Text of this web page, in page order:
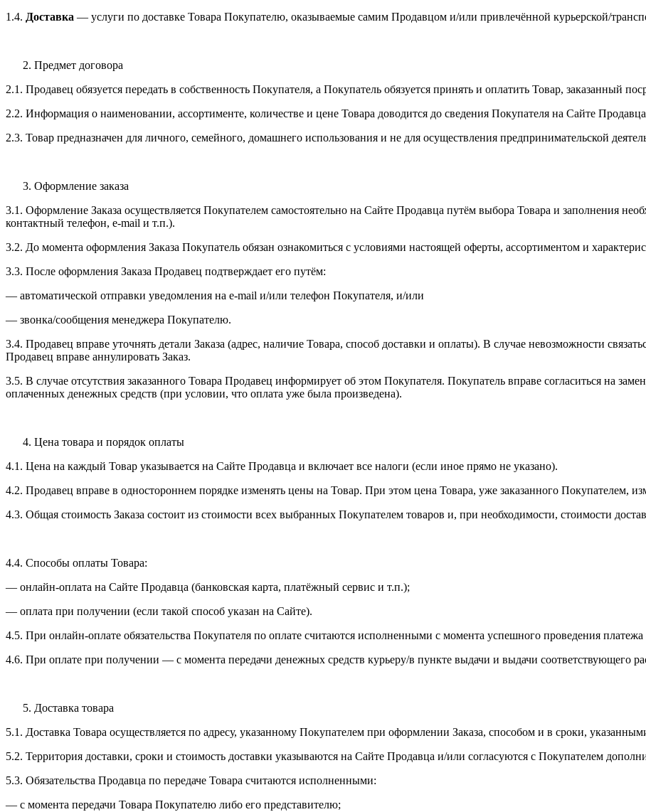
1.4. Доставка — услуги по доставке Товара Покупателю, оказываемые самим Продавцом и/или привлечённой курьерской/
Предмет договора
2.1. Продавец обязуется передать в собственность Покупателя, а Покупатель обязуется принять и оплатить Товар, заказанный
2.2. Информация о наименовании, ассортименте, количестве и цене Товара доводится до сведения Покупателя на Сайте
2.3. Товар предназначен для личного, семейного, домашнего использования и не для осуществления предпринимательской
Оформление заказа
3.1. Оформление Заказа осуществляется Покупателем самостоятельно на Сайте Продавца путём выбора Товара и заполнения
контактный телефон, e-mail и т.п.).
3.2. До момента оформления Заказа Покупатель обязан ознакомиться с условиями настоящей оферты, ассортиментом и
3.3. После оформления Заказа Продавец подтверждает его путём:
— автоматической отправки уведомления на e-mail и/или телефон Покупателя, и/или
— звонка/сообщения менеджера Покупателю.
3.4. Продавец вправе уточнять детали Заказа (адрес, наличие Товара, способ доставки и оплаты). В случае невозможности
Продавец вправе аннулировать Заказ.
3.5. В случае отсутствия заказанного Товара Продавец информирует об этом Покупателя. Покупатель вправе согласиться на
оплаченных денежных средств (при условии, что оплата уже была произведена).
Цена товара и порядок оплаты
4.1. Цена на каждый Товар указывается на Сайте Продавца и включает все налоги (если иное прямо не указано).
4.2. Продавец вправе в одностороннем порядке изменять цены на Товар. При этом цена Товара, уже заказанного Покупателем,
4.3. Общая стоимость Заказа состоит из стоимости всех выбранных Покупателем товаров и, при необходимости, стоимости
4.4. Способы оплаты Товара:
— онлайн-оплата на Сайте Продавца (банковская карта, платёжный сервис и т.п.);
— оплата при получении (если такой способ указан на Сайте).
4.5. При онлайн-оплате обязательства Покупателя по оплате считаются исполненными с момента успешного проведения
4.6. При оплате при получении — с момента передачи денежных средств курьеру/в пункте выдачи и выдачи соответствующего
Доставка товара
5.1. Доставка Товара осуществляется по адресу, указанному Покупателем при оформлении Заказа, способом и в сроки,
5.2. Территория доставки, сроки и стоимость доставки указываются на Сайте Продавца и/или согласуются с Покупателем
5.3. Обязательства Продавца по передаче Товара считаются исполненными:
— с момента передачи Товара Покупателю либо его представителю;